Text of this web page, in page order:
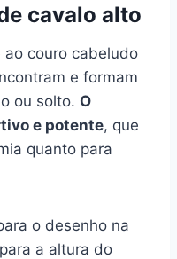
cavalo alto
couro cabeludo
e formam
ou solto. O
e potente, que
quanto para
o desenho na
a altura do